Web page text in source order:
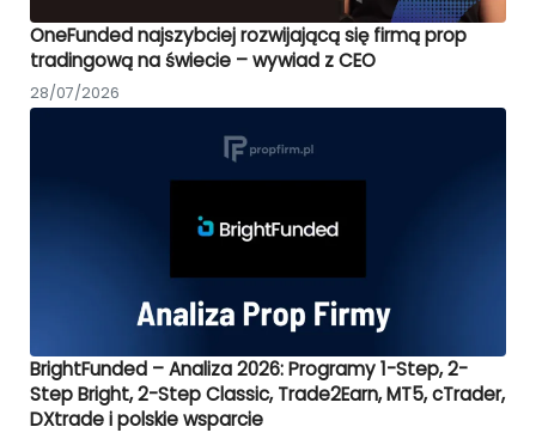
OneFunded najszybciej rozwijającą się firmą prop
tradingową na świecie – wywiad z CEO
28/07/2026
BrightFunded – Analiza 2026: Programy 1-Step, 2-
Step Bright, 2-Step Classic, Trade2Earn, MT5, cTrader,
DXtrade i polskie wsparcie